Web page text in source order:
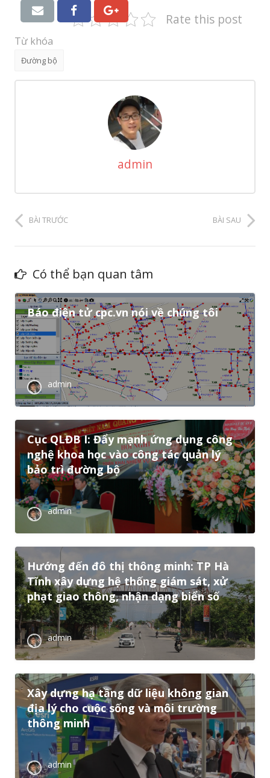
Rate this post
Từ khóa
Đường bộ
admin
BÀI TRƯỚC BÀI SAU
Có thể bạn quan tâm
Báo điện tử cpc.vn nói về chúng tôi
admin
Cục QLĐB I: Đẩy mạnh ứng dụng công
nghệ khoa học vào công tác quản lý
bảo trì đường bộ
admin
Hướng đến đô thị thông minh: TP Hà
Tĩnh xây dựng hệ thống giám sát, xử
phạt giao thông, nhận dạng biển số
admin
Xây dựng hạ tầng dữ liệu không gian
địa lý cho cuộc sống và môi trường
thông minh
admin